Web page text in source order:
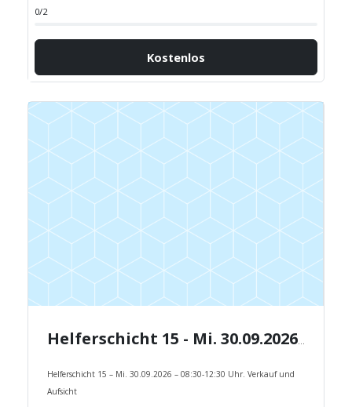
0/2
Kostenlos
Helferschicht 15 - Mi. 30.09.2026 - 08:30-12:30 Uhr.
Helferschicht 15 – Mi. 30.09.2026 – 08:30-12:30 Uhr. Verkauf und
Aufsicht